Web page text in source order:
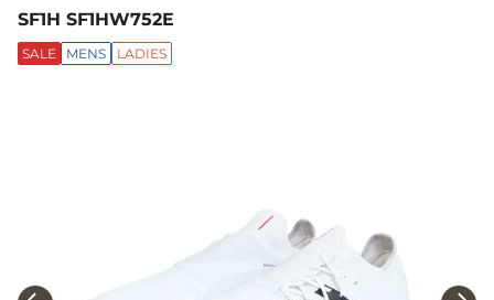
SF1H SF1HW752E
SALE MENS LADIES